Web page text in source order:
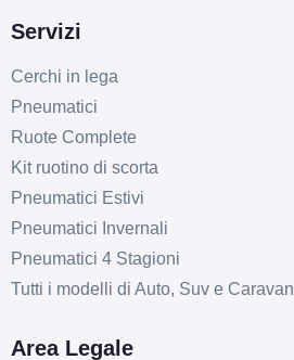
Servizi
Cerchi in lega
Pneumatici
Ruote Complete
Kit ruotino di scorta
Pneumatici Estivi
Pneumatici Invernali
Pneumatici 4 Stagioni
Tutti i modelli di Auto, Suv e Caravan
Area Legale